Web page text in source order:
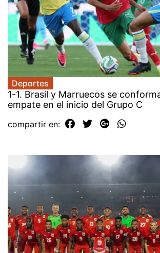
Deportes
1-1. Brasil y Marruecos se
empate en el inicio del Grupo C
compartir en: